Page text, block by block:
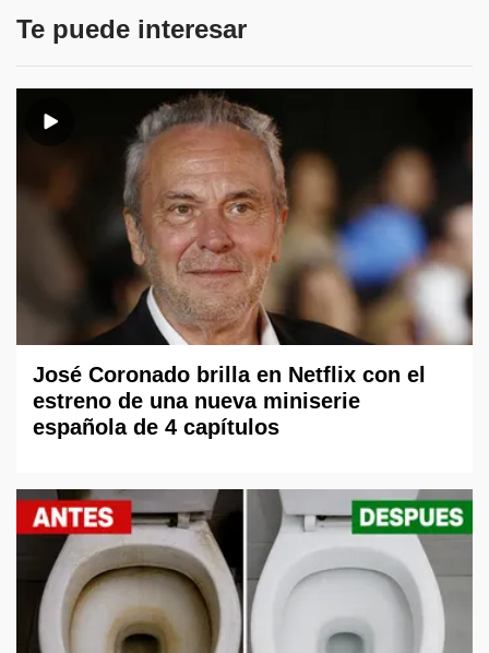
Te puede interesar
José Coronado brilla en Netflix con el
estreno de una nueva miniserie
española de 4 capítulos